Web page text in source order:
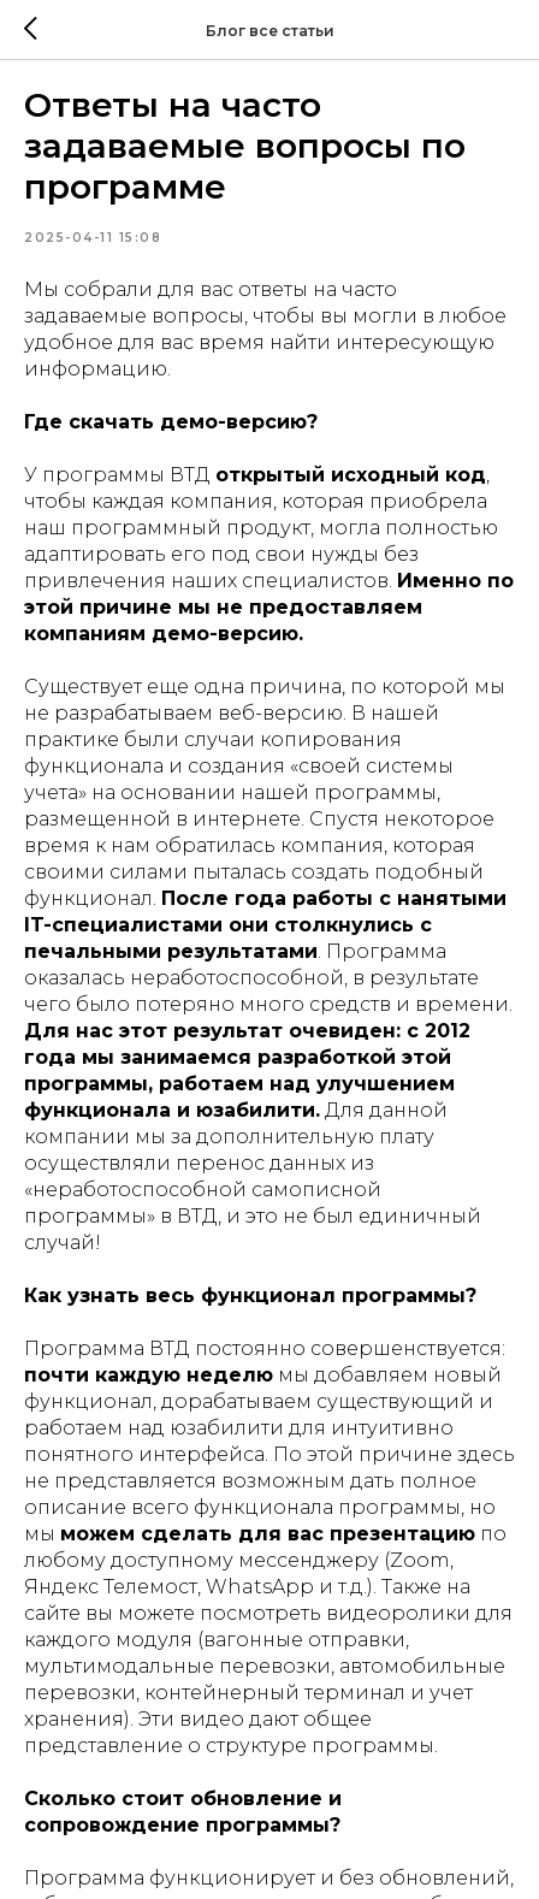
Блог все статьи
Ответы на часто
задаваемые вопросы по
программе
2025-04-11 15:08
Мы собрали для вас ответы на часто
задаваемые вопросы, чтобы вы могли в любое
удобное для вас время найти интересующую
информацию.
Где скачать демо-версию?
У программы ВТД открытый исходный код,
чтобы каждая компания, которая приобрела
наш программный продукт, могла полностью
адаптировать его под свои нужды без
привлечения наших специалистов. Именно по
этой причине мы не предоставляем
компаниям демо-версию.
Существует еще одна причина, по которой мы
не разрабатываем веб-версию. В нашей
практике были случаи копирования
функционала и создания «своей системы
учета» на основании нашей программы,
размещенной в интернете. Спустя некоторое
время к нам обратилась компания, которая
своими силами пыталась создать подобный
функционал. После года работы с нанятыми
IT-специалистами они столкнулись с
печальными результатами. Программа
оказалась неработоспособной, в результате
чего было потеряно много средств и времени.
Для нас этот результат очевиден: с 2012
года мы занимаемся разработкой этой
программы, работаем над улучшением
функционала и юзабилити. Для данной
компании мы за дополнительную плату
осуществляли перенос данных из
«неработоспособной самописной
программы» в ВТД, и это не был единичный
случай!
Как узнать весь функционал программы?
Программа ВТД постоянно совершенствуется:
почти каждую неделю мы добавляем новый
функционал, дорабатываем существующий и
работаем над юзабилити для интуитивно
понятного интерфейса. По этой причине здесь
не представляется возможным дать полное
описание всего функционала программы, но
мы можем сделать для вас презентацию по
любому доступному мессенджеру (Zoom,
Яндекс Телемост, WhatsApp и т.д.). Также на
сайте вы можете посмотреть видеоролики для
каждого модуля (вагонные отправки,
мультимодальные перевозки, автомобильные
перевозки, контейнерный терминал и учет
хранения). Эти видео дают общее
представление о структуре программы.
Сколько стоит обновление и
сопровождение программы?
Программа функционирует и без обновлений,